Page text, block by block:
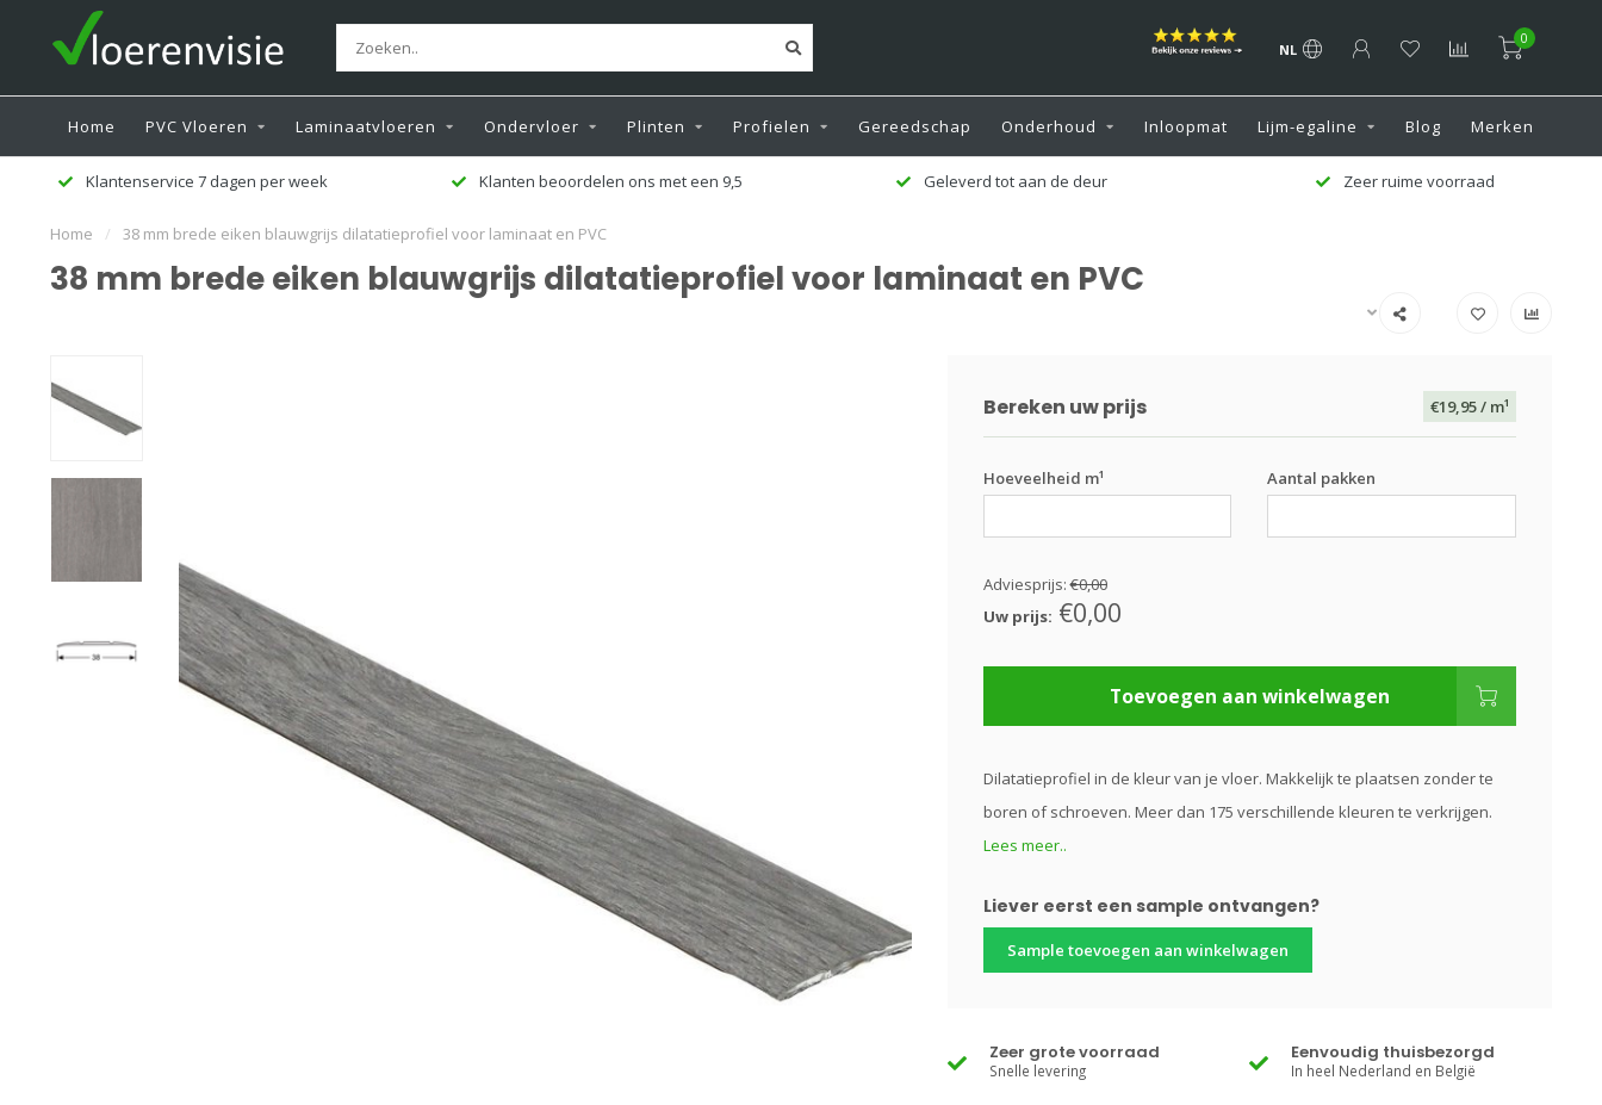
NL
0
Home PVC Vloeren Laminaatvloeren Ondervloer Plinten Profielen Gereedschap Onderhoud Inloopmat Lijm-egaline Blog Merken
Klantenservice 7 dagen per week Klanten beoordelen ons met een 9,5 Geleverd tot aan de deur Zeer ruime voorraad
Home / 38 mm brede eiken blauwgrijs dilatatieprofiel voor laminaat en PVC
38 mm brede eiken blauwgrijs dilatatieprofiel voor laminaat en PVC
Bereken uw prijs €19,95/ m¹
Hoeveelheid m¹ Aantal pakken
Adviesprijs:€0,00
Uw prijs: €0,00
Toevoegen aan winkelwagen
Dilatatieprofiel in de kleur van je vloer. Makkelijk te plaatsen zonder te
boren of schroeven. Meer dan 175 verschillende kleuren te verkrijgen.
Lees meer..
Liever eerst een sample ontvangen?
Sample toevoegen aan winkelwagen
Zeer grote voorraad
Snelle levering
Eenvoudig thuisbezorgd
In heel Nederland en België